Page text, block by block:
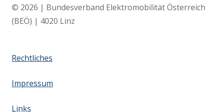
© 2026 | Bundesverband Elektromobilität Österreich
(BEÖ) | 4020 Linz
Rechtliches
Impressum
Links